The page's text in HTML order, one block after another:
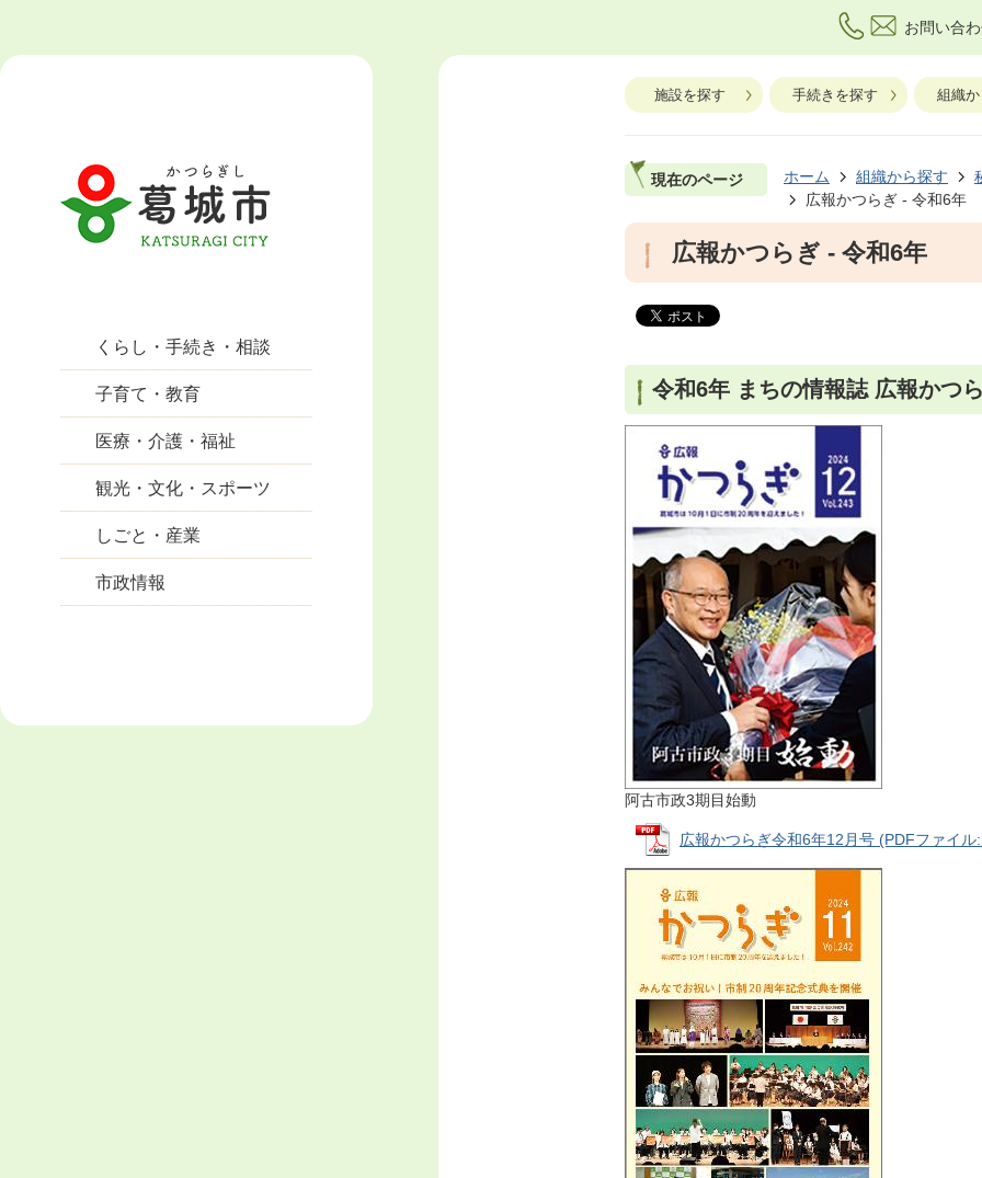
お問い合
くらし・手続き・相談
子育て・教育
医療・介護・福祉
観光・文化・スポーツ
しごと・産業
市政情報
施設を探す 手続きを探す 組織
現在のページ ホーム 組織から探す
広報かつらぎ - 令和6年
広報かつらぎ - 令和6年
令和6年 まちの情報誌 広報かつ
阿古市政3期目始動
広報かつらぎ令和6年12月号 (PDFファイル